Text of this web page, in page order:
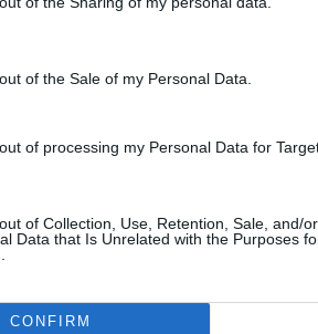
of the Sale of my Personal Data.
of processing my Personal Data for
of Collection, Use, Retention, Sale, and/
Data that Is Unrelated with the Purposes
CONFIRM
hverandre på platen slik at de vokser
blir ekstra myke i kantene.